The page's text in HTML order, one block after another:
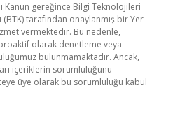
Kanun gereğince Bilgi Teknolojileri
tarafından onaylanmış bir Yer
vermektedir. Bu nedenle,
olarak denetleme veya
bulunmamaktadır. Ancak,
içeriklerin sorumluluğunu
üye olarak bu sorumluluğu kabul